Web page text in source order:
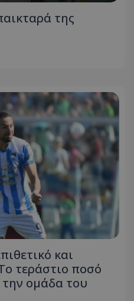
της
και
τεράστιο ποσό
ομάδα του